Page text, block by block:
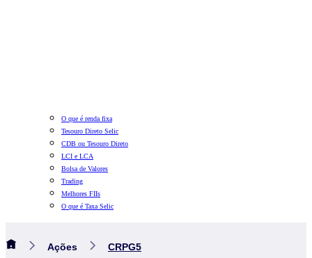
O que é renda fixa
Tesouro Direto Selic
CDB ou Tesouro Direto
LCI e LCA
Bolsa de Valores
Trading
Melhores FIIs
O que é Taxa Selic
Ações CRPG5